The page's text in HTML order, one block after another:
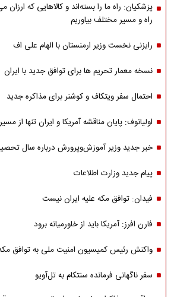
پزشکیان: راه ما را بسته‌اند و کالاهایی که ارزان
راه و مسیر مختلف بیاوریم
رایزنی نخست وزیر ارمنستان با الهام علی اف
نسخه معمار تحریم ها برای توافق جدید با ایران
احتمال سفر ویتکاف و کوشنر برای مذاکره جدید
اولیانوف: پایان مناقشه آمریکا و ایران تنها
خبر جدید وزیر آموزش‌وپرورش درباره سال
پیام جدید وزارت اطلاعات
فیدان: توافق مکه علیه ایران نیست
فارن افرز: آمریکا باید از خاورمیانه برود
واکنش رئیس کمیسیون امنیت ملی به توافق
سفر ناگهانی فرمانده سنتکام به تل‌آویو